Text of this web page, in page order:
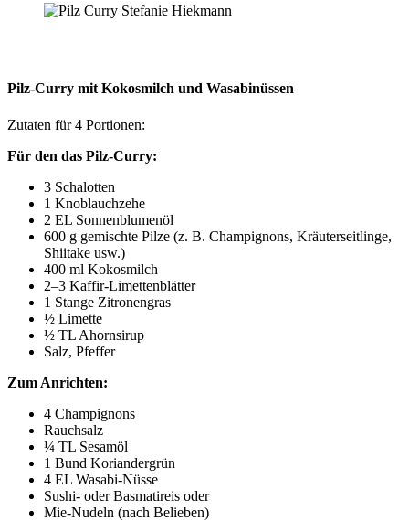
Pilz-Curry mit Kokosmilch und Wasabinüssen
Zutaten für 4 Portionen:
Für den das Pilz-Curry:
3 Schalotten
1 Knoblauchzehe
2 EL Sonnenblumenöl
600 g gemischte Pilze (z. B. Champignons, Kräuterseitlinge,
Shiitake usw.)
400 ml Kokosmilch
2–3 Kaffir-Limettenblätter
1 Stange Zitronengras
½ Limette
½ TL Ahornsirup
Salz, Pfeffer
Zum Anrichten:
4 Champignons
Rauchsalz
¼ TL Sesamöl
1 Bund Koriandergrün
4 EL Wasabi-Nüsse
Sushi- oder Basmatireis oder
Mie-Nudeln (nach Belieben)